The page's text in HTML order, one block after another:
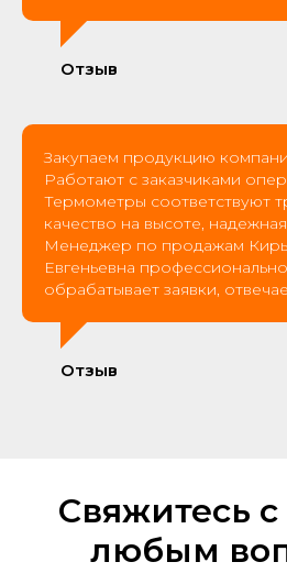
Отзыв
Закупаем продукцию
Работают с заказчиками
Термометры соответствуют
качество на высоте,
Менеджер по продажам
Евгеньевна
обрабатывает заявки,
Отзыв
Свяжитесь
любым